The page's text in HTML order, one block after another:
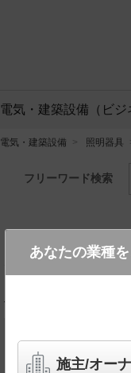
電気・建築設備（ビジ
電気・建築設備 照明器具
フリーワード検索
XAS1034N
あなたの業種を
施主/オー